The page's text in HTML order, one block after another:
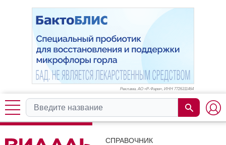
Реклама. АО «Р-Фарм», ИНН 7726311464
СПРАВОЧНИК